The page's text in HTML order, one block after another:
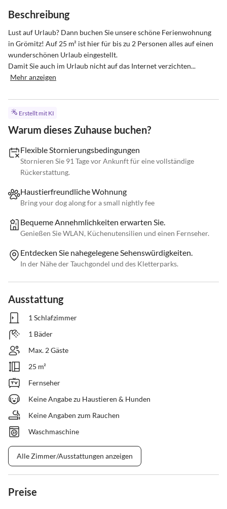
Beschreibung
Lust auf Urlaub? Dann buchen Sie unsere schöne Ferienwohnung
in Grömitz! Auf 25 m² ist hier für bis zu 2 Personen alles auf einen
wunderschönen Urlaub eingestellt.
Damit Sie auch im Urlaub nicht auf das Internet verzichten...
Mehr anzeigen
Erstellt mit KI
Warum dieses Zuhause buchen?
Flexible Stornierungsbedingungen
Stornieren Sie 91 Tage vor Ankunft für eine vollständige
Rückerstattung.
Haustierfreundliche Wohnung
Bring your dog along for a small nightly fee
Bequeme Annehmlichkeiten erwarten Sie.
Genießen Sie WLAN, Küchenutensilien und einen Fernseher.
Entdecken Sie nahegelegene Sehenswürdigkeiten.
In der Nähe der Tauchgondel und des Kletterparks.
Ausstattung
1 Schlafzimmer
1 Bäder
Max. 2 Gäste
25 m²
Fernseher
Keine Angabe zu Haustieren & Hunden
Keine Angaben zum Rauchen
Waschmaschine
Alle Zimmer/Ausstattungen anzeigen
Preise